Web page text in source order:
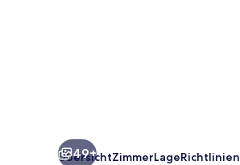
49+
ÜbersichtZimmerLageRichtlinien